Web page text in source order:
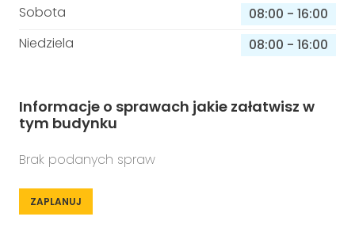
Sobota
08:00 - 16:00
Niedziela
08:00 - 16:00
Informacje o sprawach jakie załatwisz w
tym budynku
Brak podanych spraw
ZAPLANUJ